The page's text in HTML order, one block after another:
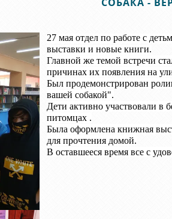
27 мая отдел по работе с
выставки и новые книги.
Главной же темой встречи
причинах их появления на
Был продемонстрирован
вашей собакой".
Дети активно участвовали в
питомцах .
Была оформлена книжная
для прочтения домой.
В оставшееся время все с